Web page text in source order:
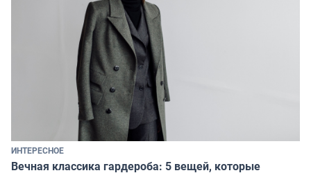
ИНТЕРЕСНОЕ
Вечная классика гардероба: 5 вещей, которые